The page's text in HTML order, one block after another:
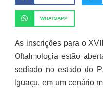
WHATSAPP
As inscrições para o
Oftalmologia estão
sediado no estado do
Iguaçu, em um cenário